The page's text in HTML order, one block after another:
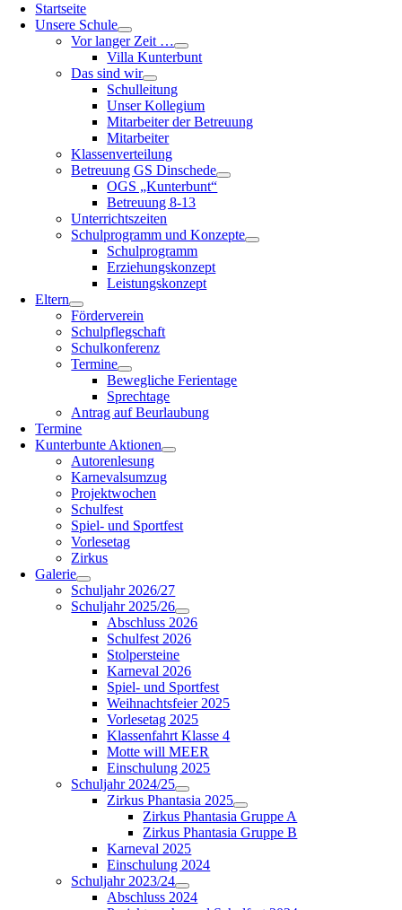
Startseite
Unsere Schule
Vor langer Zeit …
Villa Kunterbunt
Das sind wir
Schulleitung
Unser Kollegium
Mitarbeiter der Betreuung
Mitarbeiter
Klassenverteilung
Betreuung GS Dinschede
OGS „Kunterbunt“
Betreuung 8-13
Unterrichtszeiten
Schulprogramm und Konzepte
Schulprogramm
Erziehungskonzept
Leistungskonzept
Eltern
Förderverein
Schulpflegschaft
Schulkonferenz
Termine
Bewegliche Ferientage
Sprechtage
Antrag auf Beurlaubung
Termine
Kunterbunte Aktionen
Autorenlesung
Karnevalsumzug
Projektwochen
Schulfest
Spiel- und Sportfest
Vorlesetag
Zirkus
Galerie
Schuljahr 2026/27
Schuljahr 2025/26
Abschluss 2026
Schulfest 2026
Stolpersteine
Karneval 2026
Spiel- und Sportfest
Weihnachtsfeier 2025
Vorlesetag 2025
Klassenfahrt Klasse 4
Motte will MEER
Einschulung 2025
Schuljahr 2024/25
Zirkus Phantasia 2025
Zirkus Phantasia Gruppe A
Zirkus Phantasia Gruppe B
Karneval 2025
Einschulung 2024
Schuljahr 2023/24
Abschluss 2024